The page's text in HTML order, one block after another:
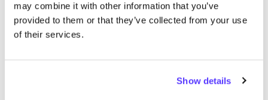
may combine it with other information that you’ve
provided to them or that they’ve collected from your use
of their services.
Show detailsPreviousNext